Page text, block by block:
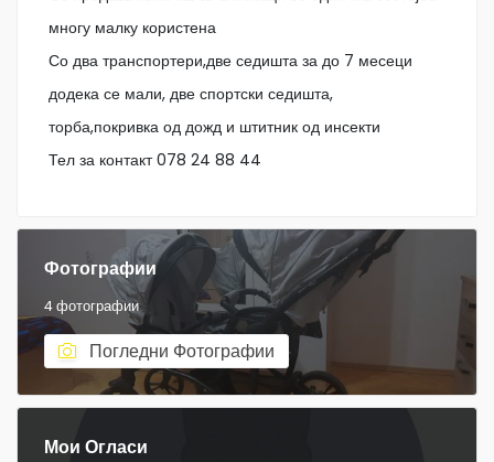
многу малку користена
Со два транспортери,две седишта за до 7 месеци
додека се мали, две спортски седишта,
торба,покривка од дожд и штитник од инсекти
Тел за контакт 078 24 88 44
Фотографии
4 фотографии
Погледни Фотографии
Мои Огласи